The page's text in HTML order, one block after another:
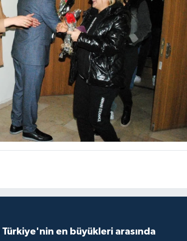
Türkiye'nin en büyükleri arasında